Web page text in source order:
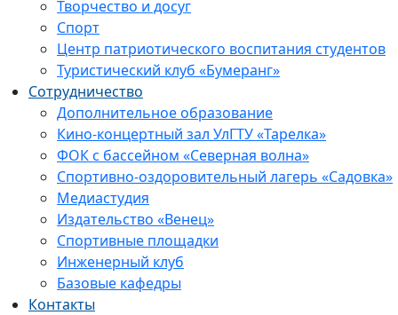
Творчество и досуг
Спорт
Центр патриотического воспитания студентов
Туристический клуб «Бумеранг»
Сотрудничество
Дополнительное образование
Кино-концертный зал УлГТУ «Тарелка»
ФОК с бассейном «Северная волна»
Спортивно-оздоровительный лагерь «Садовка»
Медиастудия
Издательство «Венец»
Спортивные площадки
Инженерный клуб
Базовые кафедры
Контакты